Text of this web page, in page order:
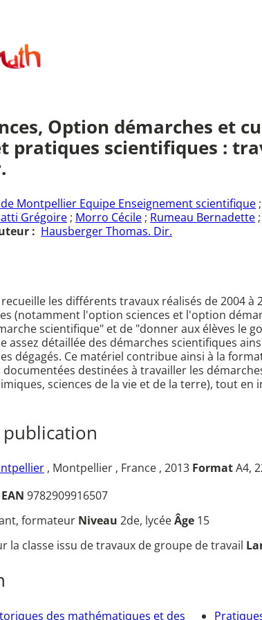
Option démarches et
pratiques scientifiques :
de Montpellier Equipe Enseignement scientifique ;
Grégoire ; Morro Cécile ; Rumeau Bernadette ;
: Hausberger Thomas. Dir.
les différents travaux réalisés de 2004
(notamment l'option sciences et l'option
scientifique" et de "donner aux élèves le
assez détaillée des démarches scientifiques
dégagés. Ce matériel contribue ainsi à la
destinées à travailler les
sciences de la vie et de la terre), tout
, Montpellier , France , 2013 FormatA4,
EAN 9782909916507
formateur Niveau 2de, lycéeÂge 15
la classe issu de travaux de groupe de travail
des mathématiques et des